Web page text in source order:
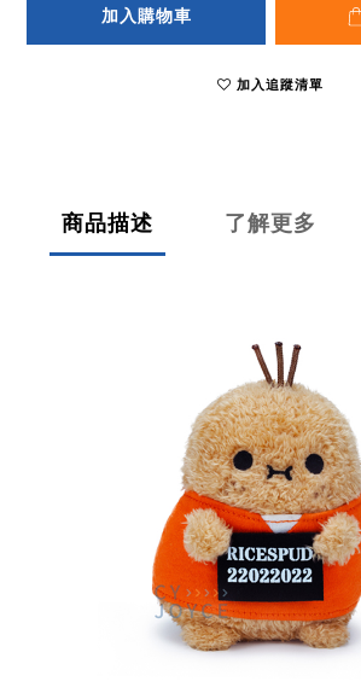
加入購物車
加入追蹤清單
商品描述 了解更多